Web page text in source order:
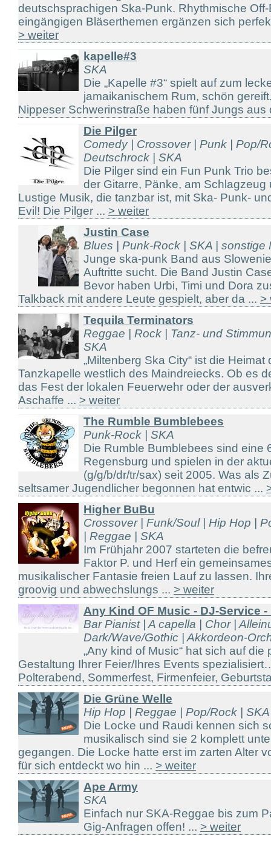
deutschsprachigen Ska-Punk. Rhythmische
eingängigen Bläserthemen ergänzen sich
> weiter
kapelle#3
SKA
Die „Kapelle #3“ spielt auf zum
jamaikanischem Rum, schön
Nippeser Schwerinstraße haben fünf Jungs
Die Pilger
Comedy | Crossover | Punk | Pop/
Deutschrock | SKA
Die Pilger sind ein Fun Punk Trio
der Gitarre, Pänke, am
Lustige Musik, die tanzbar ist, mit Ska- Punk-
Evil! Die Pilger ... > weiter
Justin Case
Blues | Punk-Rock | SKA | sonstige
Junge ska-punk Band aus
Auftritte sucht. Die Band Justin
Bevor haben Urbi, Timi und Dora
Talkback mit andere Leute gespielt, aber da ... >
Tequila Terminators
Reggae | Rock | Tanz- und
SKA
„Miltenberg Ska City“ ist die
Tanzkapelle westlich des Maindreiecks. Ob es
das Fest der lokalen Feuerwehr oder der
Aschaffe ... > weiter
The Rumble Bumblebees
Punk-Rock | SKA
Die Rumble Bumblebees sind eine
Regensburg und spielen in der
(g/g/b/dr/tr/sax) seit 2005. Was als
seltsamer Jugendlicher begonnen hat entwic ...
Higher BuBu
Crossover | Funk/Soul | Hip Hop |
| Reggae | SKA
Im Frühjahr 2007 starteten die
Faktor P. und Herf ein
musikalischer Fantasie freien Lauf zu lassen.
groovig und abwechslungs ... > weiter
Any Kind OF Music - DJ-Service
Bar Pianist | A capella | Chor |
Dark/Wave/Gothic | Akkordeon-
„Any kind of Music“ hat sich auf
Gestaltung Ihrer Feier/Ihres Events
Polterabend, Sommerfest, Firmenfeier,
Die Grüne Welle
Hip Hop | Reggae | Pop/Rock | SKA
Die Locke und Raudi kennen sich
musikalisch sind sie 2 komplett
gegangen. Die Locke hatte erst im zarten Alter
für sich entdeckt wo hin ... > weiter
Ape Army
SKA
Einfach nur SKA-Reggae bis zum
Gig-Anfragen offen! ... > weiter